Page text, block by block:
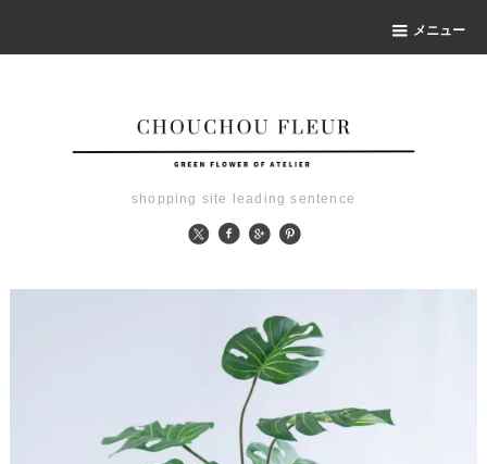
メニュー
shopping site leading sentence